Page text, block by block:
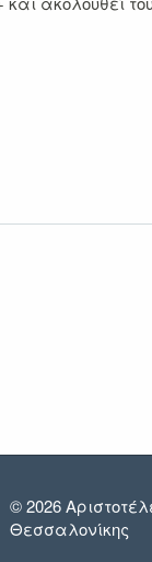
© 2026
Θεσσαλονίκης